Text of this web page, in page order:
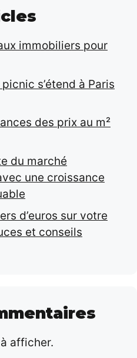
immobiliers pour
s’étend à Paris
des prix au m²
du marché
une croissance
d’euros sur votre
et conseils
afficher.